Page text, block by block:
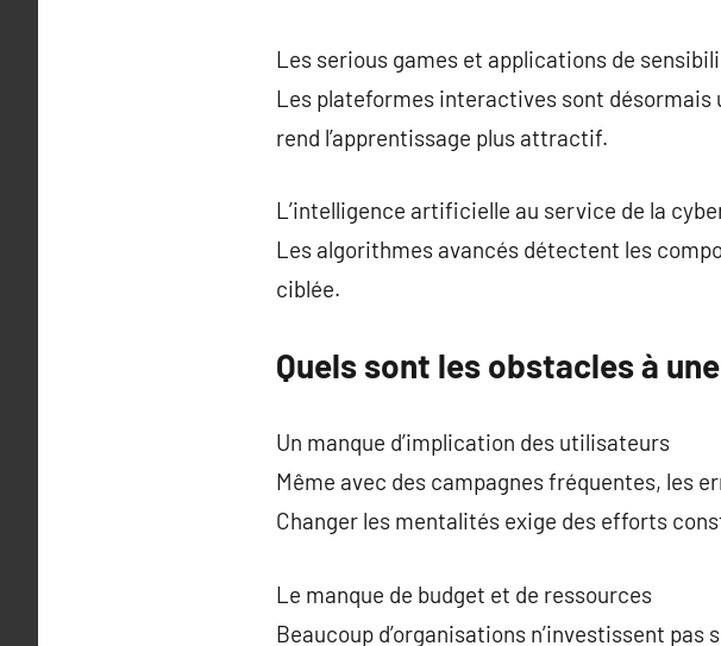
Les serious games et applications de
Les plateformes interactives sont
rend l’apprentissage plus attractif.
L’intelligence artificielle au service de la
Les algorithmes avancés détectent les
ciblée.
Quels sont les obstacles à
Un manque d’implication des utilisateurs
Même avec des campagnes fréquentes, les
Changer les mentalités exige des efforts
Le manque de budget et de ressources
Beaucoup d’organisations n’investissent